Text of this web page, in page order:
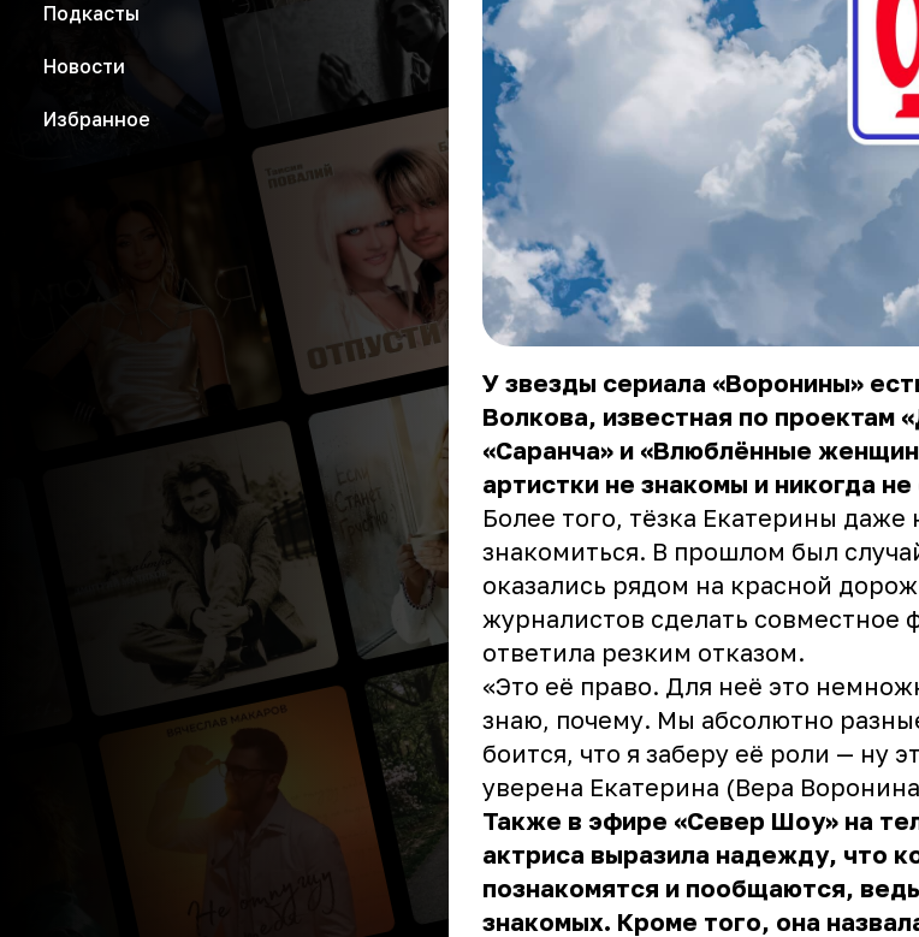
Подкасты
Новости
Избранное
У звезды сериала «Воронины»
Волкова, известная по проектам
«Саранча» и «Влюблённые
артистки не знакомы и никогда
Более того, тёзка Екатерины даже
знакомиться. В прошлом был
оказались рядом на красной
журналистов сделать совместное
ответила резким отказом.
«Это её право. Для неё это
знаю, почему. Мы абсолютно
боится, что я заберу её роли — ну
уверена Екатерина (Вера
Также в эфире «Север Шоу» на
актриса выразила надежду, что
познакомятся и пообщаются,
знакомых. Кроме того, она